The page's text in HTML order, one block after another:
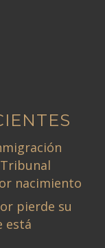
nacimiento
pierde su
está